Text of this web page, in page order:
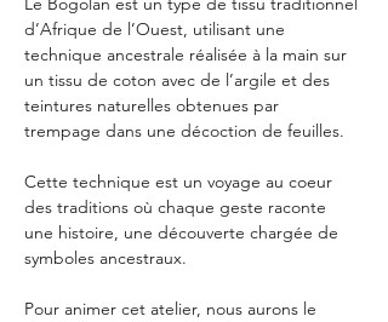
d’Afrique de l’Ouest, utilisant une
technique ancestrale réalisée à la main sur
un tissu de coton avec de l’argile et des
teintures naturelles obtenues par
trempage dans une décoction de feuilles.
Cette technique est un voyage au coeur
des traditions où chaque geste raconte
une histoire, une découverte chargée de
symboles ancestraux.
Pour animer cet atelier, nous aurons le